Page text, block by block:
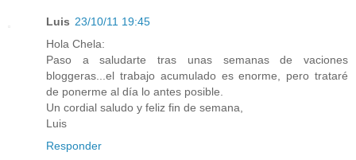
Luis 23/10/11 19:45
Hola Chela:
Paso a saludarte tras unas semanas de vaciones
bloggeras...el trabajo acumulado es enorme, pero trataré
de ponerme al día lo antes posible.
Un cordial saludo y feliz fin de semana,
Luis
Responder